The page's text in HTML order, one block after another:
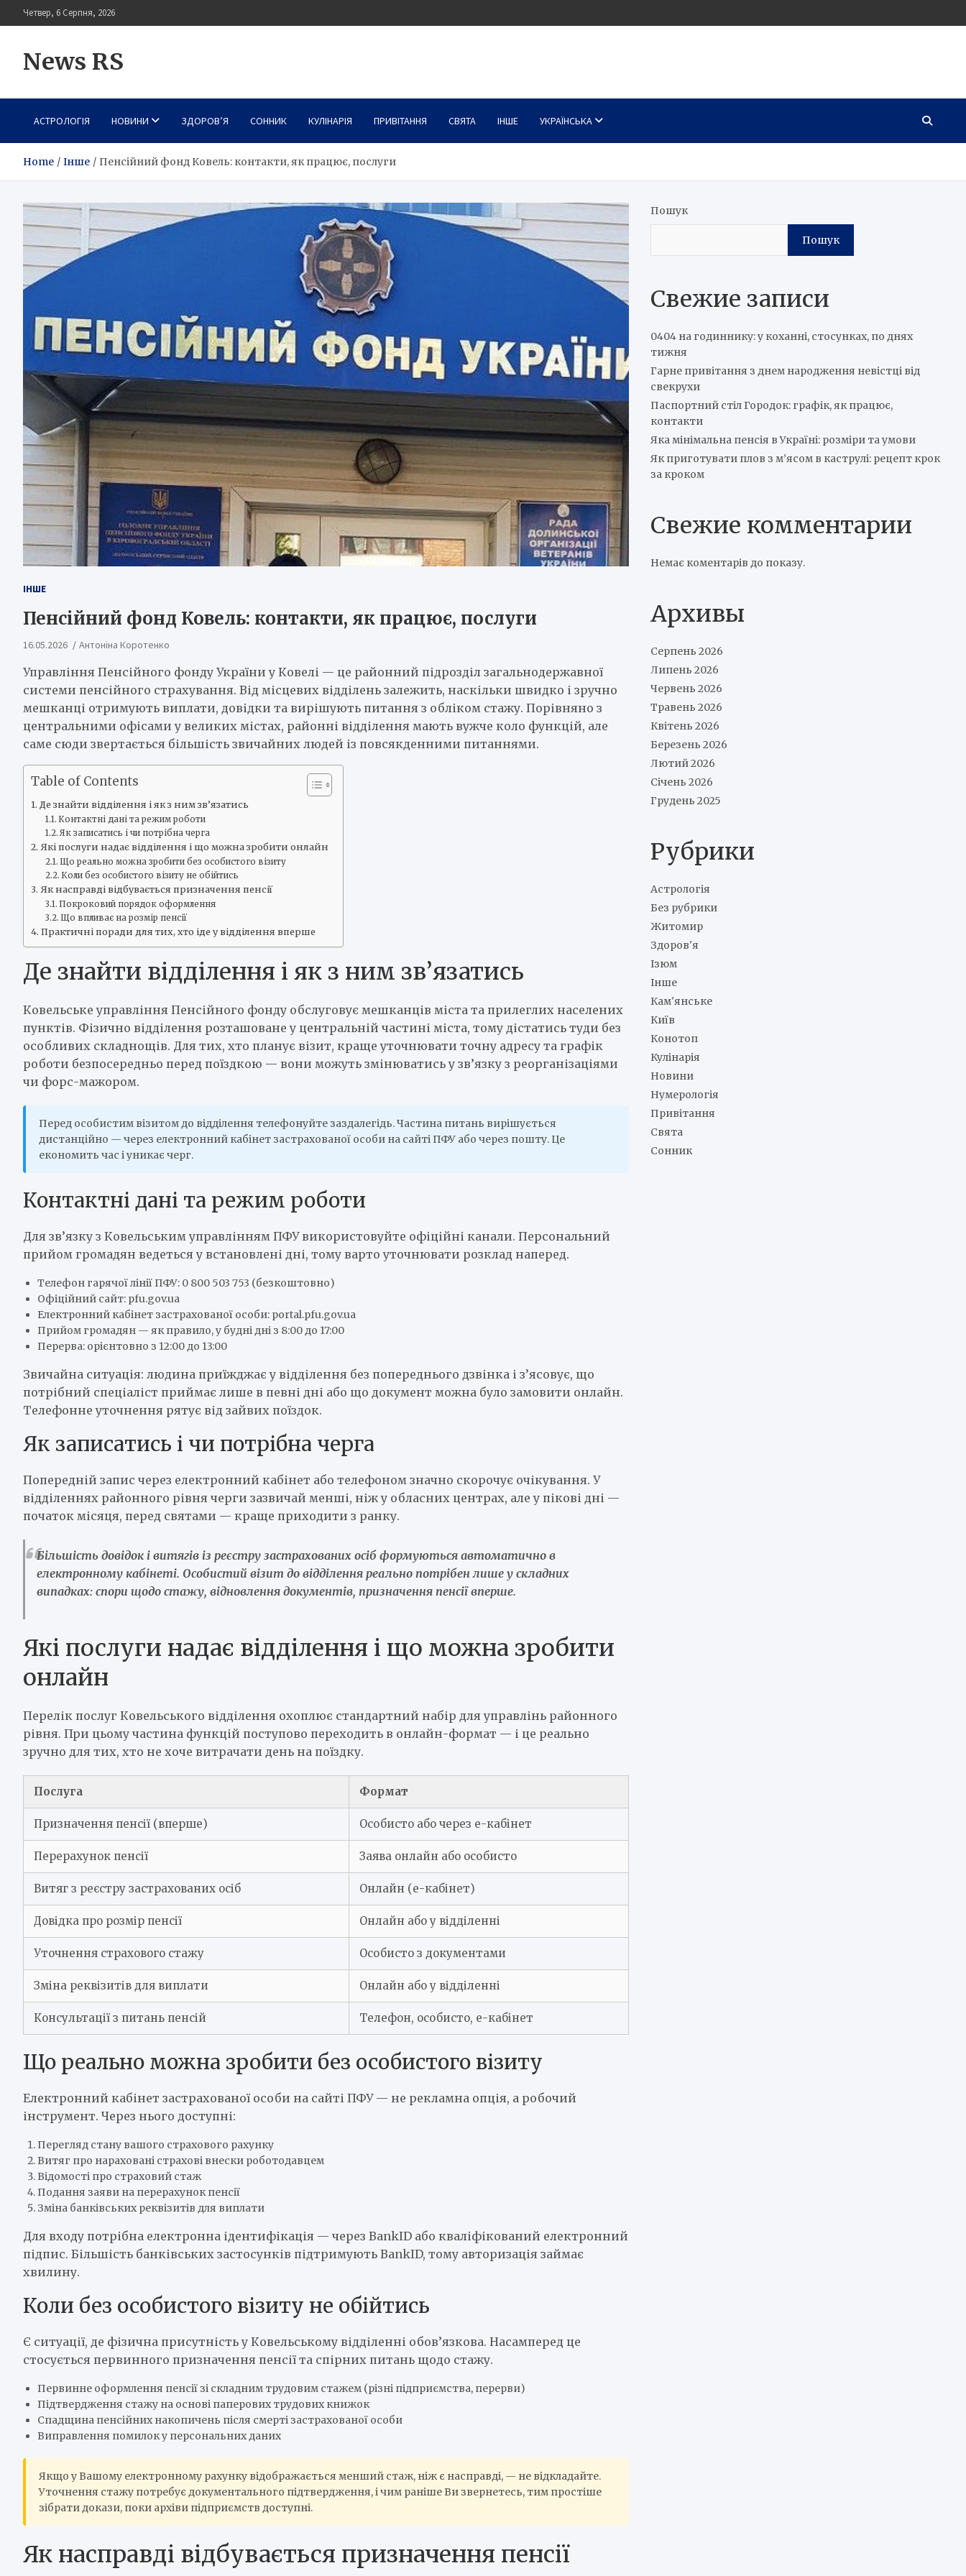
to
Четвер, 6 Серпня, 2026
News RS
АСТРОЛОГІЯ НОВИНИ ЗДОРОВ’Я СОННИК КУЛІНАРІЯ ПРИВІТАННЯ СВЯТА ІНШЕ УКРАЇНСЬКА
Home Інше Пенсійний фонд Ковель: контакти, як працює, послуги
ІНШЕ
Пенсійний фонд Ковель: контакти, як працює, послуги
16.05.2026 Антоніна Коротенко
Управління Пенсійного фонду України у Ковелі — це районний підрозділ загальнодержавної
системи пенсійного страхування. Від місцевих відділень залежить, наскільки швидко і зручно
мешканці отримують виплати, довідки та вирішують питання з обліком стажу. Порівняно з
центральними офісами у великих містах, районні відділення мають вужче коло функцій, але
саме сюди звертається більшість звичайних людей із повсякденними питаннями.
Table of Contents
Де знайти відділення і як з ним зв’язатись
Контактні дані та режим роботи
Як записатись і чи потрібна черга
Які послуги надає відділення і що можна зробити онлайн
Що реально можна зробити без особистого візиту
Коли без особистого візиту не обійтись
Як насправді відбувається призначення пенсії
Покроковий порядок оформлення
Що впливає на розмір пенсії
Практичні поради для тих, хто іде у відділення вперше
Де знайти відділення і як з ним зв’язатись
Ковельське управління Пенсійного фонду обслуговує мешканців міста та прилеглих населених
пунктів. Фізично відділення розташоване у центральній частині міста, тому дістатись туди без
особливих складнощів. Для тих, хто планує візит, краще уточнювати точну адресу та графік
роботи безпосередньо перед поїздкою — вони можуть змінюватись у зв’язку з реорганізаціями
чи форс-мажором.
Перед особистим візитом до відділення телефонуйте заздалегідь. Частина питань вирішується
дистанційно — через електронний кабінет застрахованої особи на сайті ПФУ або через пошту. Це
економить час і уникає черг.
Контактні дані та режим роботи
Для зв’язку з Ковельським управлінням ПФУ використовуйте офіційні канали. Персональний
прийом громадян ведеться у встановлені дні, тому варто уточнювати розклад наперед.
Телефон гарячої лінії ПФУ: 0 800 503 753 (безкоштовно)
Офіційний сайт: pfu.gov.ua
Електронний кабінет застрахованої особи: portal.pfu.gov.ua
Прийом громадян — як правило, у будні дні з 8:00 до 17:00
Перерва: орієнтовно з 12:00 до 13:00
Звичайна ситуація: людина приїжджає у відділення без попереднього дзвінка і з’ясовує, що
потрібний спеціаліст приймає лише в певні дні або що документ можна було замовити онлайн.
Телефонне уточнення рятує від зайвих поїздок.
Як записатись і чи потрібна черга
Попередній запис через електронний кабінет або телефоном значно скорочує очікування. У
відділеннях районного рівня черги зазвичай менші, ніж у обласних центрах, але у пікові дні —
початок місяця, перед святами — краще приходити з ранку.
Більшість довідок і витягів із реєстру застрахованих осіб формуються автоматично в
електронному кабінеті. Особистий візит до відділення реально потрібен лише у складних
випадках: спори щодо стажу, відновлення документів, призначення пенсії вперше.
Які послуги надає відділення і що можна зробити
онлайн
Перелік послуг Ковельського відділення охоплює стандартний набір для управлінь районного
рівня. При цьому частина функцій поступово переходить в онлайн-формат — і це реально
зручно для тих, хто не хоче витрачати день на поїздку.
Послуга Формат
Призначення пенсії (вперше) Особисто або через е-кабінет
Перерахунок пенсії Заява онлайн або особисто
Витяг з реєстру застрахованих осіб Онлайн (е-кабінет)
Довідка про розмір пенсії Онлайн або у відділенні
Уточнення страхового стажу Особисто з документами
Зміна реквізитів для виплати Онлайн або у відділенні
Консультації з питань пенсій Телефон, особисто, е-кабінет
Що реально можна зробити без особистого візиту
Електронний кабінет застрахованої особи на сайті ПФУ — не рекламна опція, а робочий
інструмент. Через нього доступні:
Перегляд стану вашого страхового рахунку
Витяг про нараховані страхові внески роботодавцем
Відомості про страховий стаж
Подання заяви на перерахунок пенсії
Зміна банківських реквізитів для виплати
Для входу потрібна електронна ідентифікація — через BankID або кваліфікований електронний
підпис. Більшість банківських застосунків підтримують BankID, тому авторизація займає
хвилину.
Коли без особистого візиту не обійтись
Є ситуації, де фізична присутність у Ковельському відділенні обов’язкова. Насамперед це
стосується первинного призначення пенсії та спірних питань щодо стажу.
Первинне оформлення пенсії зі складним трудовим стажем (різні підприємства, перерви)
Підтвердження стажу на основі паперових трудових книжок
Спадщина пенсійних накопичень після смерті застрахованої особи
Виправлення помилок у персональних даних
Якщо у Вашому електронному рахунку відображається менший стаж, ніж є насправді, — не відкладайте.
Уточнення стажу потребує документального підтвердження, і чим раніше Ви звернетесь, тим простіше
зібрати докази, поки архіви підприємств доступні.
Як насправді відбувається призначення пенсії
Пошук
Пошук
Свежие записи
0404 на годиннику: у коханні, стосунках, по днях
тижня
Гарне привітання з днем народження невістці від
свекрухи
Паспортний стіл Городок: графік, як працює,
контакти
Яка мінімальна пенсія в Україні: розміри та умови
Як приготувати плов з м’ясом в каструлі: рецепт крок
за кроком
Свежие комментарии
Немає коментарів до показу.
Архивы
Серпень 2026
Липень 2026
Червень 2026
Травень 2026
Квітень 2026
Березень 2026
Лютий 2026
Січень 2026
Грудень 2025
Рубрики
Астрологія
Без рубрики
Житомир
Здоров'я
Ізюм
Інше
Кам'янське
Київ
Конотоп
Кулінарія
Новини
Нумерологія
Привітання
Свята
Сонник